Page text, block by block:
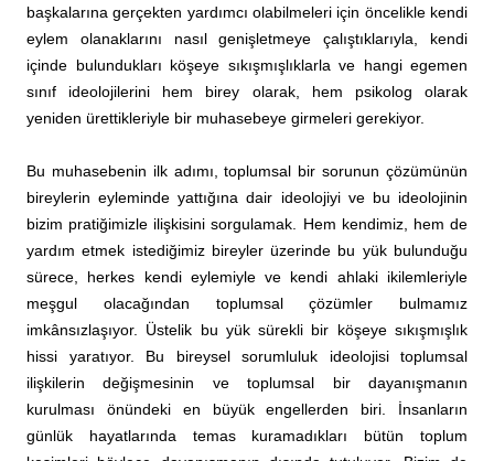
başkalarına gerçekten yardımcı olabilmeleri için öncelikle kendi
eylem olanaklarını nasıl genişletmeye çalıştıklarıyla, kendi
içinde bulundukları köşeye sıkışmışlıklarla ve hangi egemen
sınıf ideolojilerini hem birey olarak, hem psikolog olarak
yeniden ürettikleriyle bir muhasebeye girmeleri gerekiyor.
Bu muhasebenin ilk adımı, toplumsal bir sorunun çözümünün
bireylerin eyleminde yattığına dair ideolojiyi ve bu ideolojinin
bizim pratiğimizle ilişkisini sorgulamak. Hem kendimiz, hem de
yardım etmek istediğimiz bireyler üzerinde bu yük bulunduğu
sürece, herkes kendi eylemiyle ve kendi ahlaki ikilemleriyle
meşgul olacağından toplumsal çözümler bulmamız
imkânsızlaşıyor. Üstelik bu yük sürekli bir köşeye sıkışmışlık
hissi yaratıyor. Bu bireysel sorumluluk ideolojisi toplumsal
ilişkilerin değişmesinin ve toplumsal bir dayanışmanın
kurulması önündeki en büyük engellerden biri. İnsanların
günlük hayatlarında temas kuramadıkları bütün toplum